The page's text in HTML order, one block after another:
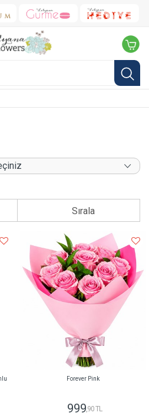
Sırala
Forever Pink
999,90 TL